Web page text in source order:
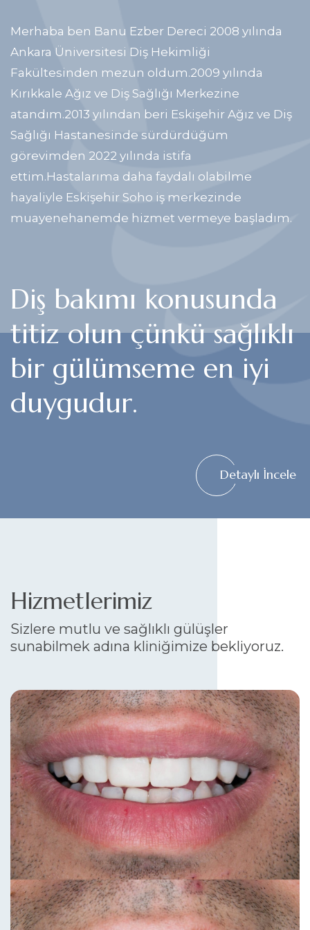
Merhaba ben Banu Ezber Dereci 2008 yılında
Ankara Üniversitesi Diş Hekimliği
Fakültesinden mezun oldum.2009 yılında
Kırıkkale Ağız ve Diş Sağlığı Merkezine
atandım.2013 yılından beri Eskişehir Ağız ve Diş
Sağlığı Hastanesinde sürdürdüğüm
görevimden 2022 yılında istifa
ettim.Hastalarıma daha faydalı olabilme
hayaliyle Eskişehir Soho iş merkezinde
muayenehanemde hizmet vermeye başladım.
Diş bakımı konusunda
titiz olun çünkü sağlıklı
bir gülümseme en iyi
duygudur.
Detaylı İncele
Hizmetlerimiz
Sizlere mutlu ve sağlıklı gülüşler
sunabilmek adına kliniğimize bekliyoruz.